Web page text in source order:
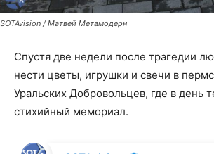
SOTAvision / Матвей Метамодерн
Спустя две недели после трагедии
нести цветы, игрушки и свечи в
Уральских Добровольцев, где в день
стихийный мемориал.